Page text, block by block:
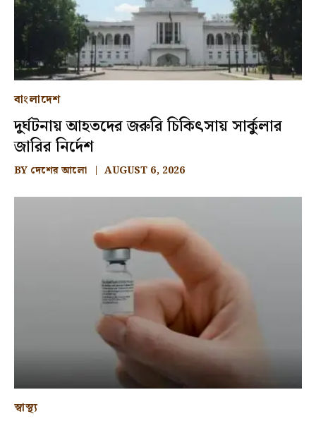
বাংলাদেশ
দুর্ঘটনায় আহতদের জরুরি চিকিৎসায় সার্কুলার
জারির নির্দেশ
BY দেশের আলো AUGUST 6, 2026
স্বাস্থ্য